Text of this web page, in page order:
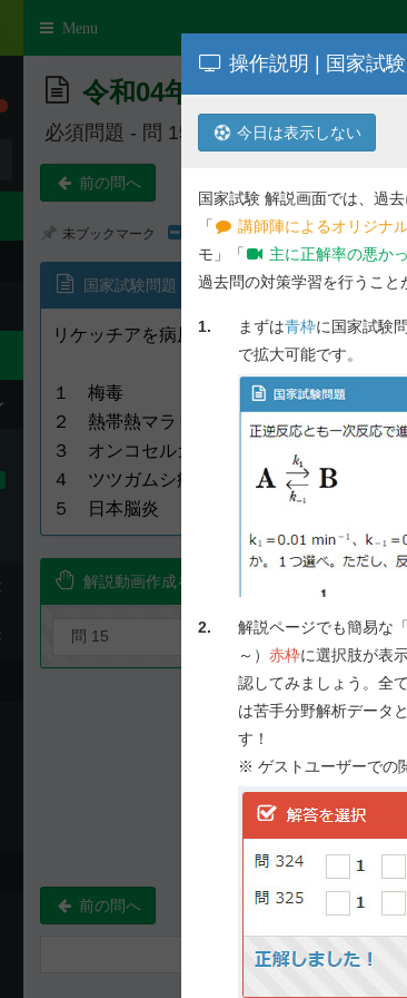
操作説明 | 国家試
今日は表示しない
国家試験 解説画面では、過
「
講師陣によるオリジナ
モ」「
主に正解率の悪か
過去問の対策学習を行うこと
1. まずは青枠に国家試験
で拡大可能です。
2. 解説ページでも簡易な「
～） 赤枠に選択肢が表
認してみましょう。全
は苦手分野解析データ
す！
※ ゲストユーザーでの
Toggle
Menu
令和04年度 第107回 薬剤
必須問題 - 問 15
前の問へ
未ブックマーク
国家試験問題
リケッチアを病原体とする感染症はどれか
１ 梅毒
２ 熱帯熱マラリア
３ オンコセルカ症（河川盲目症）
４ ツツガムシ病
５ 日本脳炎
解説動画作成を要望！
前の問へ